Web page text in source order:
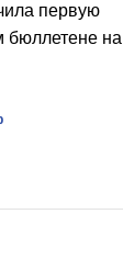
первую
бюллетене на